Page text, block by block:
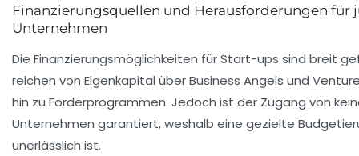
Finanzierungsquellen und Herausforderungen für
Unternehmen
Die Finanzierungsmöglichkeiten für Start-ups sind breit
reichen von Eigenkapital über Business Angels und
hin zu Förderprogrammen. Jedoch ist der Zugang von
Unternehmen garantiert, weshalb eine gezielte
unerlässlich ist.